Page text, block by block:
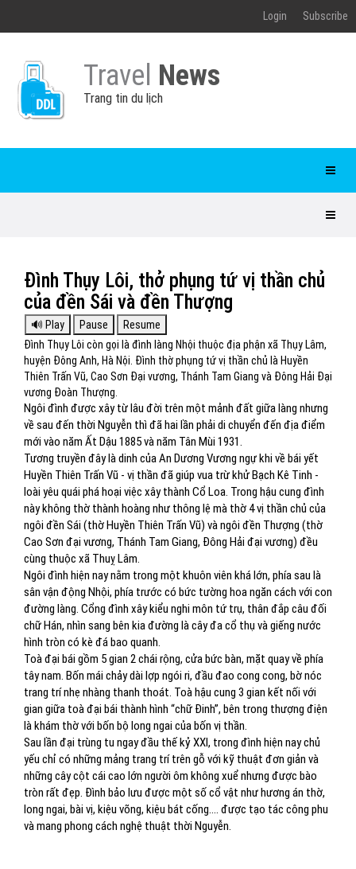
Login Subscribe
Travel News
Trang tin du lịch
Đình Thụy Lôi, thở phụng tứ vị thần chủ
của đền Sái và đền Thượng
Đình Thụy Lôi còn gọi là đình làng Nhội thuộc địa phận xã Thụy Lâm,
huyện Đông Anh, Hà Nội. Đình thờ phụng tứ vị thần chủ là Huyền
Thiên Trấn Vũ, Cao Sơn Đại vương, Thánh Tam Giang và Đông Hải Đại
vương Đoàn Thượng.
Ngôi đình được xây từ lâu đời trên một mảnh đất giữa làng nhưng
về sau đến thời Nguyễn thì đã hai lần phải di chuyển đến địa điểm
mới vào năm Ất Dậu 1885 và năm Tân Mùi 1931.
Tương truyền đây là dinh của An Dương Vương ngự khi về bái yết
Huyền Thiên Trấn Vũ - vị thần đã giúp vua trừ khử Bạch Kê Tinh -
loài yêu quái phá hoại việc xây thành Cổ Loa. Trong hậu cung đình
này không thờ thành hoàng như thông lệ mà thờ 4 vị thần chủ của
ngôi đền Sái (thờ Huyền Thiên Trấn Vũ) và ngôi đền Thượng (thờ
Cao Sơn đại vương, Thánh Tam Giang, Đông Hải đại vương) đều
cùng thuộc xã Thuỵ Lâm.
Ngôi đình hiện nay nằm trong một khuôn viên khá lớn, phía sau là
sân vận động Nhội, phía trước có bức tường hoa ngăn cách với con
đường làng. Cổng đình xây kiểu nghi môn tứ trụ, thân đắp câu đối
chữ Hán, nhìn sang bên kia đường là cây đa cổ thụ và giếng nước
hình tròn có kè đá bao quanh.
Toà đại bái gồm 5 gian 2 chái rộng, cửa bức bàn, mặt quay về phía
tây nam. Bốn mái chảy dài lợp ngói ri, đầu đao cong cong, bờ nóc
trang trí nhẹ nhàng thanh thoát. Toà hậu cung 3 gian kết nối với
gian giữa toà đại bái thành hình “chữ Đinh”, bên trong thượng điện
là khám thờ với bốn bộ long ngai của bốn vị thần.
Sau lần đại trùng tu ngay đầu thế kỷ XXI, trong đình hiện nay chủ
yếu chỉ có những mảng trang trí trên gỗ với kỹ thuật đơn giản và
những cây cột cái cao lớn người ôm không xuể nhưng được bào
tròn rất đẹp. Đình bảo lưu được một số cổ vật như hương án thờ,
long ngai, bài vị, kiệu võng, kiệu bát cống.... được tạo tác công phu
và mang phong cách nghệ thuật thời Nguyễn.